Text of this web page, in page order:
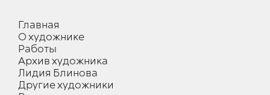
Главная
О художнике
Работы
Архив художника
Лидия Блинова
Другие художники